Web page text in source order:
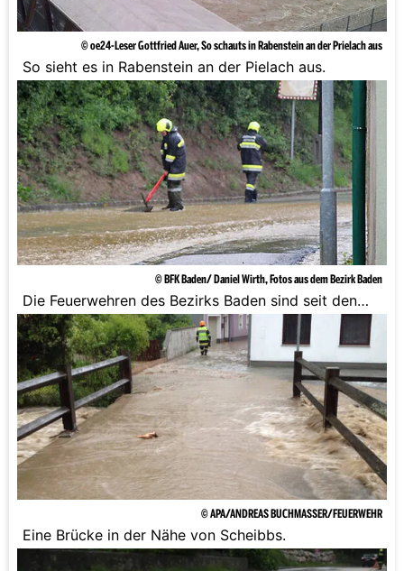
© oe24-Leser Gottfried Auer, So schauts in Rabenstein an der Prielach aus
So sieht es in Rabenstein an der Pielach aus.
© BFK Baden/ Daniel Wirth, Fotos aus dem Bezirk Baden
Die Feuerwehren des Bezirks Baden sind seit den
frühen Morgenstunden des 16. Mai 2014 im Einsatz.
© APA/ANDREAS BUCHMASSER/FEUERWEHR
Eine Brücke in der Nähe von Scheibbs.